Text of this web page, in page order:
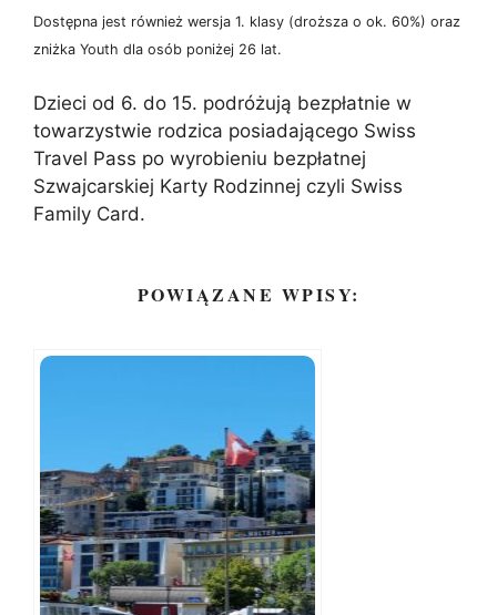
Dostępna jest również wersja 1. klasy (droższa o ok. 60%) oraz
zniżka Youth dla osób poniżej 26 lat.
Dzieci od 6. do 15. podróżują bezpłatnie w
towarzystwie rodzica posiadającego Swiss
Travel Pass po wyrobieniu bezpłatnej
Szwajcarskiej Karty Rodzinnej czyli Swiss
Family Card.
POWIĄZANE WPISY: